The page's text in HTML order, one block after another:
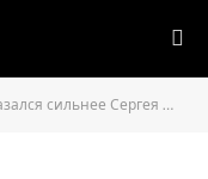
сильнее Сергея Карякина